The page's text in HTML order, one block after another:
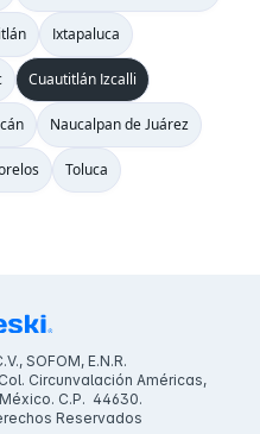
Ixtapaluca
Cuautitlán Izcalli
Naucalpan de Juárez
Toluca
SOFOM, E.N.R.
Circunvalación Américas,
C.P. 44630.
Reservados